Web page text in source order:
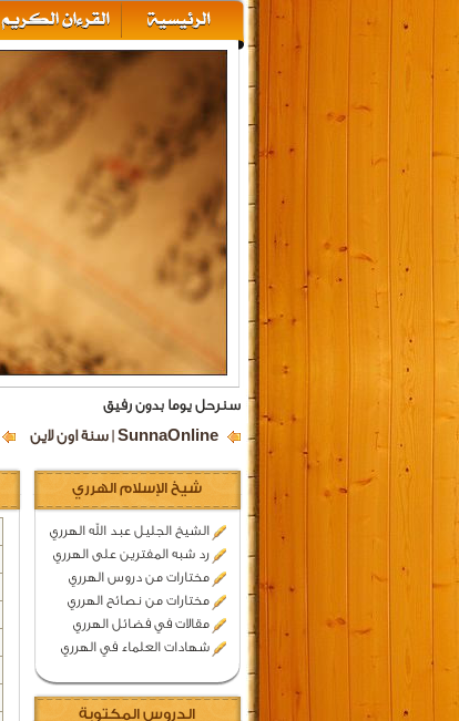
سنرحل يوما بدون رفيق
SunnaOnline | سنة اون لاين
شيخ الإسلام الهرري
الشيخ الجليل عبد الله الهرري
رد شبه المفترين على الهرري
مختارات من دروس الهرري
مختارات من نصائح الهرري
مقالات في فضائل الهرري
شهادات العلماء في الهرري
الدروس المكتوبة